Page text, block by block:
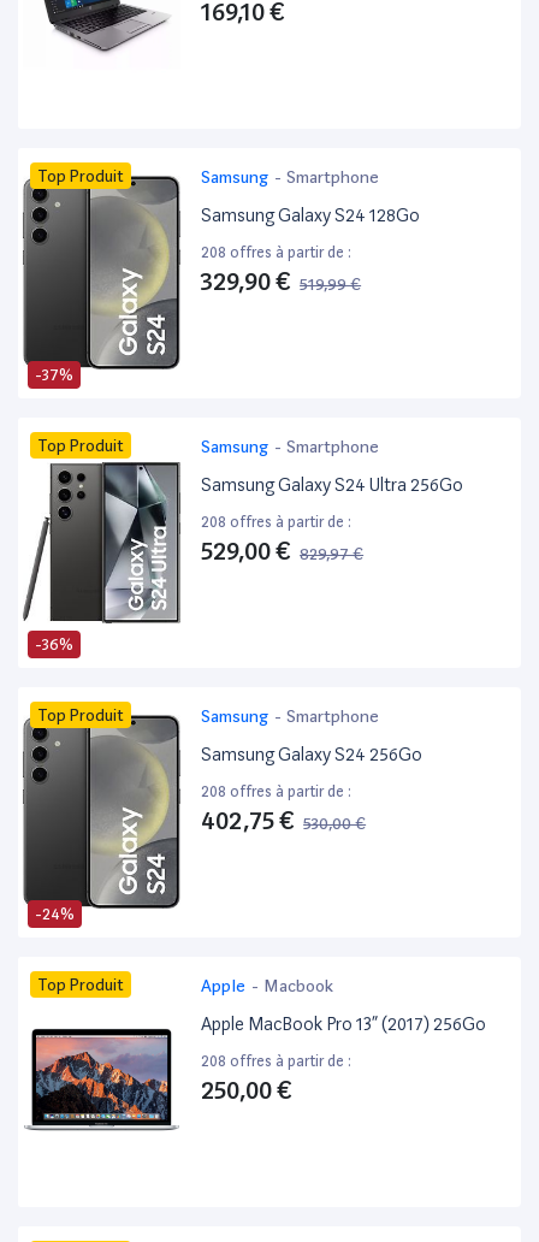
169,10 €
-37%
Top Produit Samsung - Smartphone
Samsung Galaxy S24 128Go
208 offres à partir de :
329,90 € 519,99 €
-36%
Top Produit Samsung - Smartphone
Samsung Galaxy S24 Ultra 256Go
208 offres à partir de :
529,00 € 829,97 €
-24%
Top Produit Samsung - Smartphone
Samsung Galaxy S24 256Go
208 offres à partir de :
402,75 € 530,00 €
Top Produit Apple - Macbook
Apple MacBook Pro 13” (2017) 256Go
208 offres à partir de :
250,00 €